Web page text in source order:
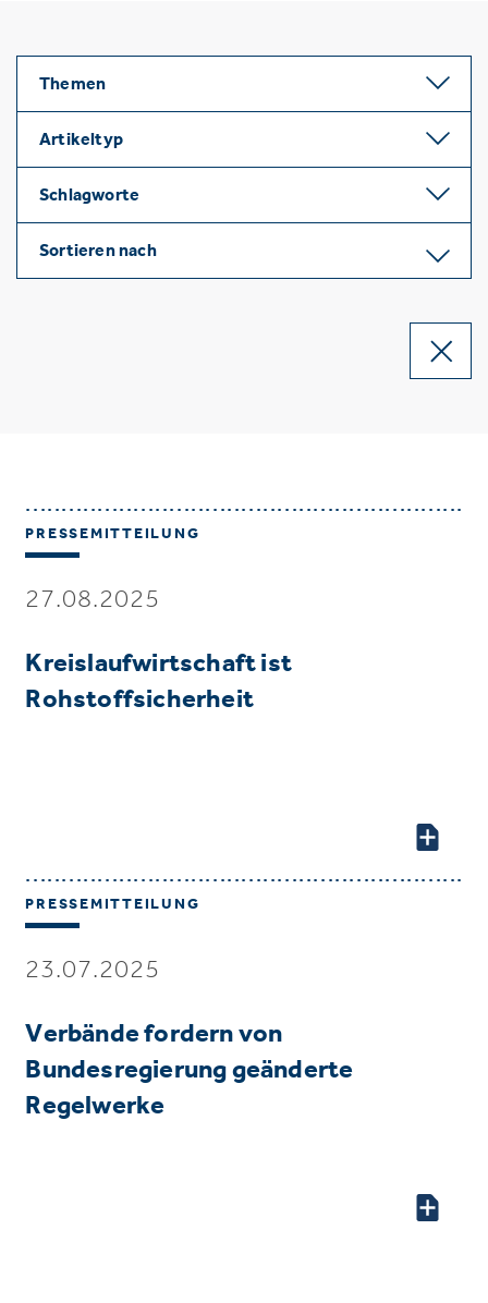
Themen
Artikeltyp
Schlagworte
Sortieren nach
PRESSEMITTEILUNG
27.08.2025
Kreislaufwirtschaft ist
Rohstoffsicherheit
PRESSEMITTEILUNG
23.07.2025
Verbände fordern von
Bundesregierung geänderte
Regelwerke